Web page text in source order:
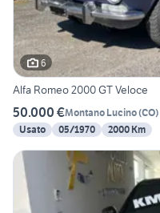
6
Alfa Romeo 2000 GT Veloce
50.000 €Montano Lucino(CO)
Usato
05/1970 2000 Km